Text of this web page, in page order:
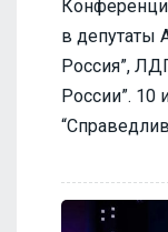
в депутаты
Россия”,
России”.